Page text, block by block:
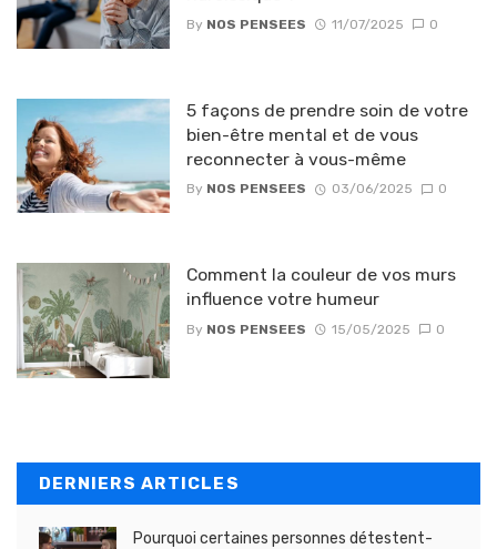
By NOS PENSEES 11/07/2025 0
5 façons de prendre soin de votre
bien-être mental et de vous
reconnecter à vous-même
By NOS PENSEES 03/06/2025 0
Comment la couleur de vos murs
influence votre humeur
By NOS PENSEES 15/05/2025 0
DERNIERS ARTICLES
Pourquoi certaines personnes détestent-